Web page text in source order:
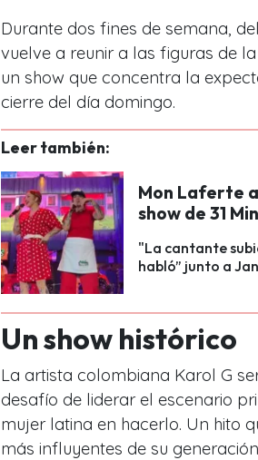
Durante dos fines de semana,
vuelve a reunir a las figuras de
un show que concentra la
cierre del día domingo.
Leer también:
Mon Laferte
show de 31
"La cantante
habló” junto a
Un show histórico
La artista colombiana Karol G
desafío de liderar el escenario
mujer latina en hacerlo. Un hito
más influyentes de su